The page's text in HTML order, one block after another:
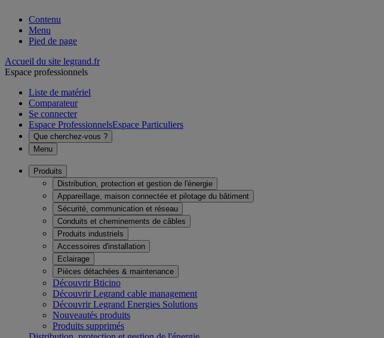
Contenu
Menu
Pied de page
Accueil du site legrand.fr
Espace professionnels
Liste de matériel
Comparateur
Se connecter
Espace ProfessionnelsEspace Particuliers
Que cherchez-vous ?
Menu
Produits
Distribution, protection et gestion de l'énergie
Appareillage, maison connectée et pilotage du bâtiment
Sécurité, communication et réseau
Conduits et cheminements de câbles
Produits industriels
Accessoires d'installation
Eclairage
Pièces détachées & maintenance
Découvrir Bticino
Découvrir Legrand cable management
Découvrir Legrand Energies Solutions
Nouveautés produits
Produits supprimés